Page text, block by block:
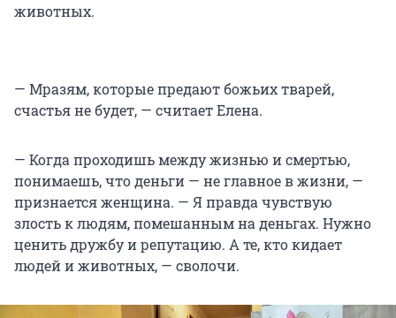
животных.
— Мразям, которые предают божьих тварей,
счастья не будет, — считает Елена.
— Когда проходишь между жизнью и смертью,
понимаешь, что деньги — не главное в жизни, —
признается женщина. — Я правда чувствую
злость к людям, помешанным на деньгах. Нужно
ценить дружбу и репутацию. А те, кто кидает
людей и животных, — сволочи.